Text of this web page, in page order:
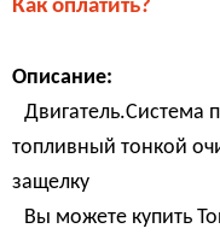
Как оплатить?
Описание:
Двигатель.Система
топливный тонкой
защелку
Вы можете купить